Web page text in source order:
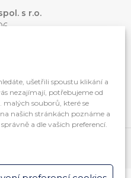
ušetřili spoustu klikání a
nezajímají, potřebujeme od
malých souborů, které se
našich stránkách poznáme a
a dle vašich preferencí.
s r.o.
7:00 – 15:30